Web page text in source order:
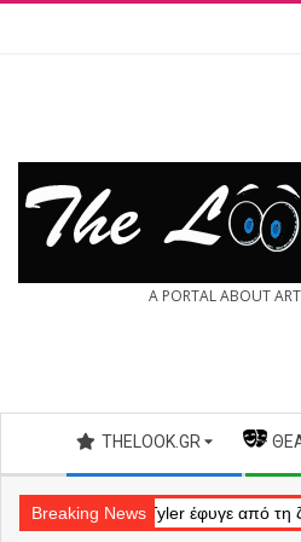
THE A PORTAL ABOUT
Secondary
Navigation
Menu
THELOOK.GR —
Breaking News
έφυγε από τη ζωή στα 75 της